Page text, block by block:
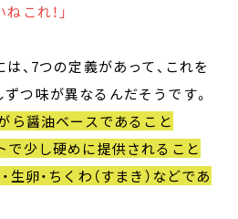
これ！」
は、7つの定義があって、これを
つ味が異なるんだそうです。
ら醤油ベースであること
で少し硬めに提供されること
生卵・ちくわ（すまき）などであ